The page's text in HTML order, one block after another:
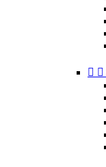
 